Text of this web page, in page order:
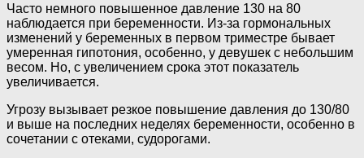
Часто немного повышенное давление 130 на 80
наблюдается при беременности. Из-за гормональных
изменений у беременных в первом триместре бывает
умеренная гипотония, особенно, у девушек с небольшим
весом. Но, с увеличением срока этот показатель
увеличивается.
Угрозу вызывает резкое повышение давления до 130/80
и выше на последних неделях беременности, особенно в
сочетании с отеками, судорогами.